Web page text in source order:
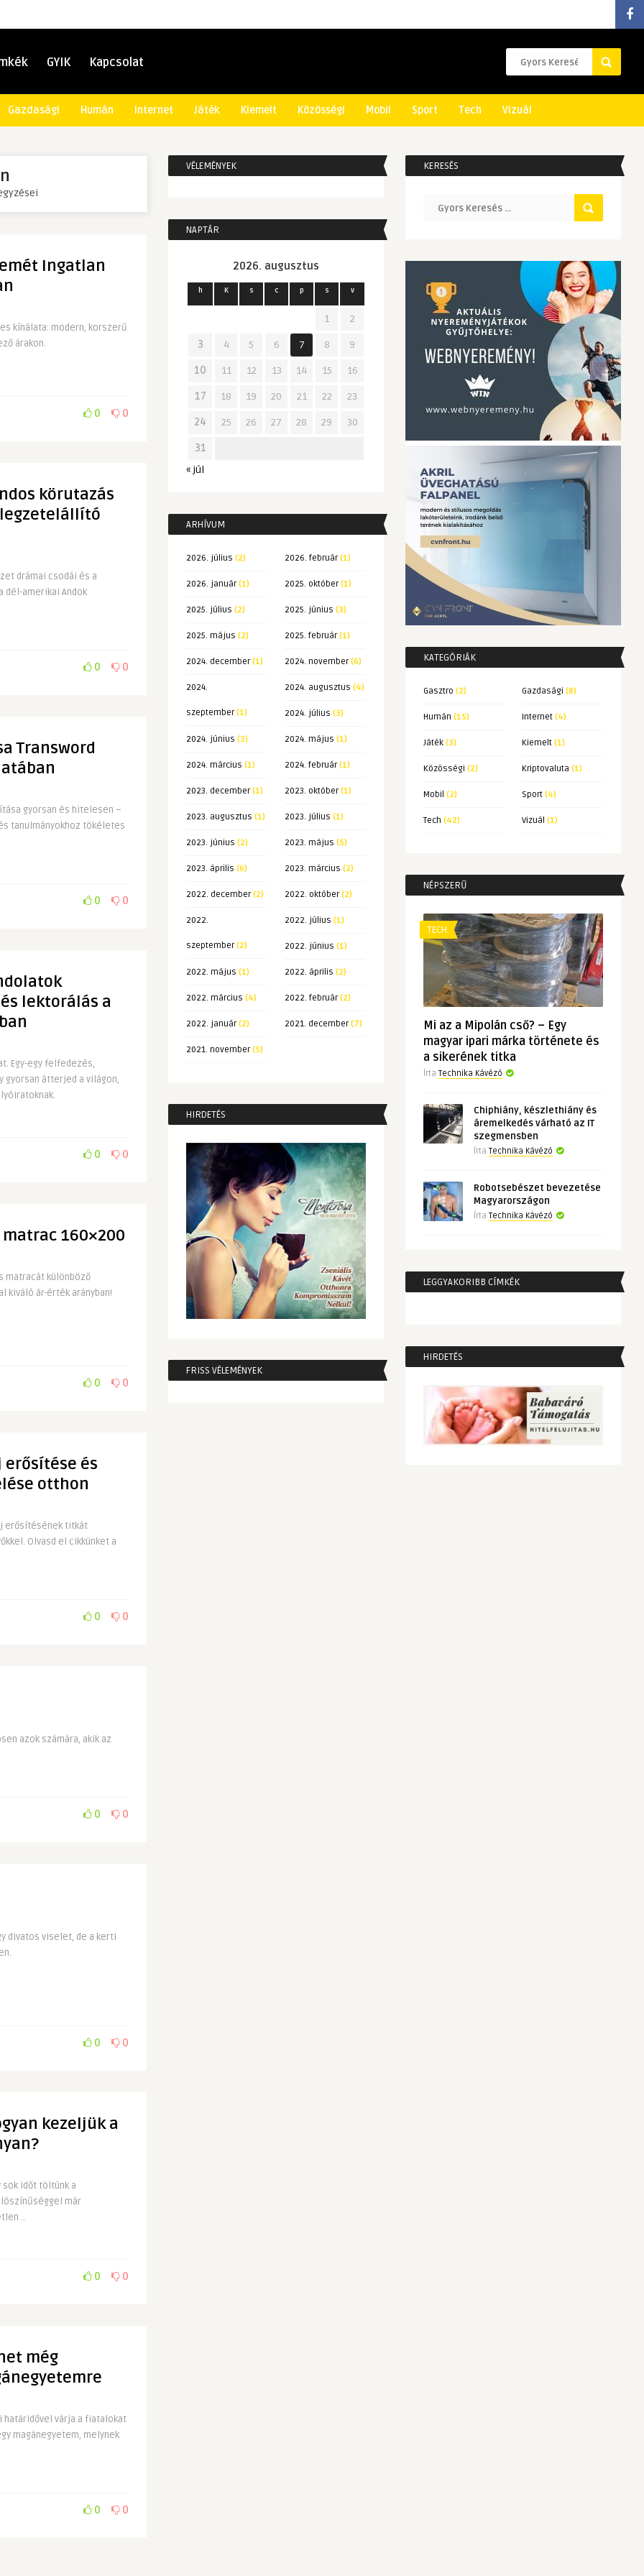
GYIK Kapcsolat
Gazdasági Humán Internet Játék Kiemelt Közösségi Mobil Sport Tech Vizuál
Ingatlan
kínálata: modern, korszerű
árakon.
0 0
körutazás
drámai csodái és a
dél-amerikai Andok
0 0
Transword
gyorsan és hitelesen –
tanulmányokhoz tökéletes
0 0
lektorálás a
Egy-egy felfedezés,
gyorsan átterjed a világon,
0 0
160×200
matracát különböző
kiváló ár-érték arányban!
0 0
erősítése és
otthon
erősítésének titkát
Olvasd el cikkünket a
0 0
azok számára, akik az
0 0
divatos viselet, de a kerti
0 0
kezeljük a
sok időt töltünk a
már
..
0 0
még
várja a fiatalokat
magánegyetem, melynek
0 0
VÉLEMÉNYEK
NAPTÁR
2026. augusztus
h K s c p s v
1 2
3 4 5 6 7 8 9
10 11 12 13 14 15 16
17 18 19 20 21 22 23
24 25 26 27 28 29 30
31
« júl
ARHÍVUM
2026. július (2) 2026. február(1)
2026. január(1) 2025. október(1)
2025. július (2) 2025. június (3)
2025. május (2) 2025. február(1)
2024. december(1) 2024. november(6)
2024.
szeptember(1)
2024. augusztus (4)
2024. július (3)
2024. június (3) 2024. május (1)
2024. március (1) 2024. február(1)
2023. december(1) 2023. október(1)
2023. augusztus (1) 2023. július (1)
2023. június (2) 2023. május (5)
2023. április (6) 2023. március (2)
2022. december(2) 2022. október(2)
2022.
szeptember(2)
2022. július (1)
2022. június (1)
2022. május (1) 2022. április (2)
2022. március (4) 2022. február(2)
2022. január(2) 2021. december(7)
2021. november(5)
HIRDETÉS
FRISS VÉLEMÉNYEK
KERESÉS
KATEGÓRIÁK
Gasztro (2) Gazdasági (8)
Humán (15) Internet (4)
Játék (3) Kiemelt (1)
Közösségi (2) Kriptovaluta (1)
Mobil (2) Sport (4)
Tech (42) Vizuál (1)
NÉPSZERŰ
TECH
Mi az a Mipolán cső? – Egy
magyar ipari márka története és
a sikerének titka
Írta Technika Kávézó
Chiphiány, készlethiány és
áremelkedés várható az IT
szegmensben
Írta Technika Kávézó
Robotsebészet bevezetése
Magyarországon
Írta Technika Kávézó
LEGGYAKORIBB CÍMKÉK
HIRDETÉS